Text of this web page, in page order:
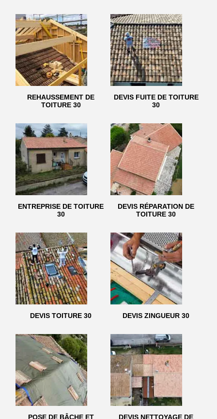
REHAUSSEMENT DE
TOITURE 30
DEVIS FUITE DE TOITURE
30
ENTREPRISE DE TOITURE
30
DEVIS RÉPARATION DE
TOITURE 30
DEVIS TOITURE 30 DEVIS ZINGUEUR 30
POSE DE BÂCHE ET DEVIS NETTOYAGE DE